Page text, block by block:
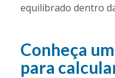
equilibrado dentro
Conheça
para